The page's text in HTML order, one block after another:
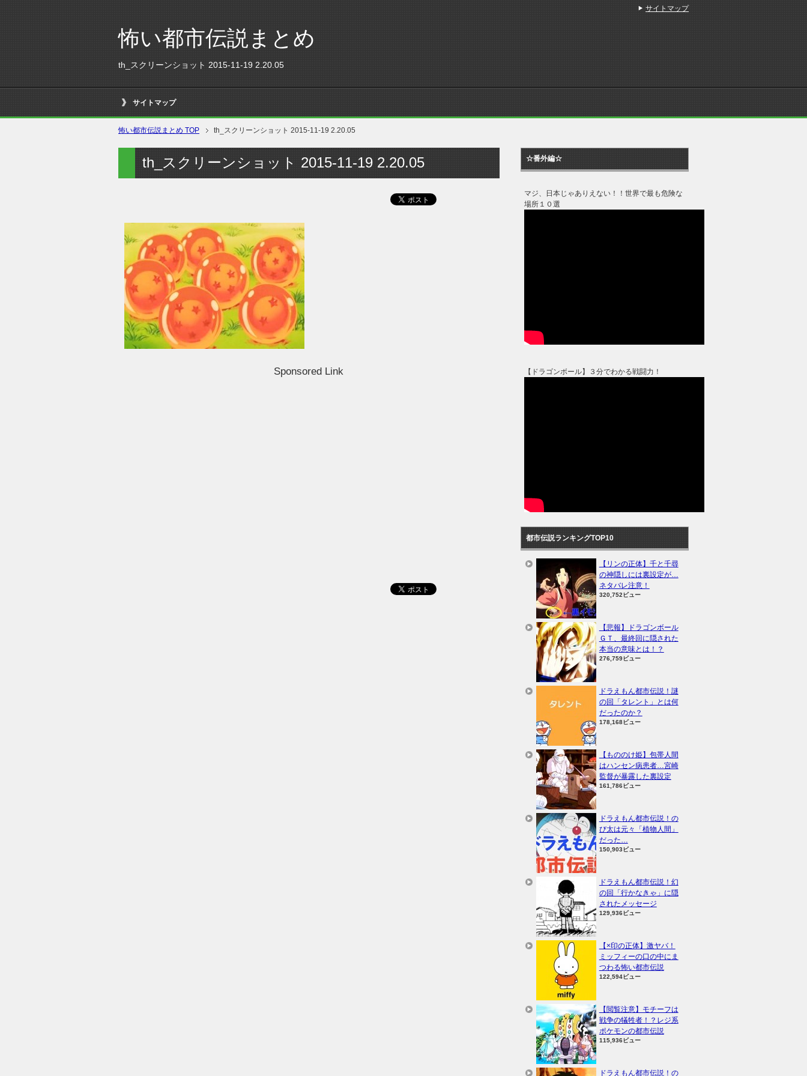
怖い都市伝説まとめ
th_スクリーンショット 2015-11-19 2.20.05
サイトマップ
怖い都市伝説まとめ TOP th_スクリーンショット 2015-11-19 2.20.05
th_スクリーンショット 2015-11-19 2.20.05
Sponsored Link
☆番外編☆
マジ、日本じゃありえない！！世界で最も危険な
場所１０選
【ドラゴンボール】３分でわかる戦闘力！
都市伝説ランキングTOP10
【リンの正体】千と千尋
の神隠しには裏設定が…
ネタバレ注意！
320,752ビュー
【悲報】ドラゴンボール
ＧＴ、最終回に隠された
本当の意味とは！？
276,759ビュー
ドラえもん都市伝説！謎
の回「タレント」とは何
だったのか？
178,168ビュー
【もののけ姫】包帯人間
はハンセン病患者…宮崎
監督が暴露した裏設定
161,786ビュー
ドラえもん都市伝説！の
び太は元々「植物人間」
だった…
150,903ビュー
ドラえもん都市伝説！幻
の回「行かなきゃ」に隠
されたメッセージ
129,936ビュー
【×印の正体】激ヤバ！
ミッフィーの口の中にま
つわる怖い都市伝説
122,594ビュー
【閲覧注意】モチーフは
戦争の犠牲者！？レジ系
ポケモンの都市伝説
115,936ビュー
ドラえもん都市伝説！の
サイトマップ